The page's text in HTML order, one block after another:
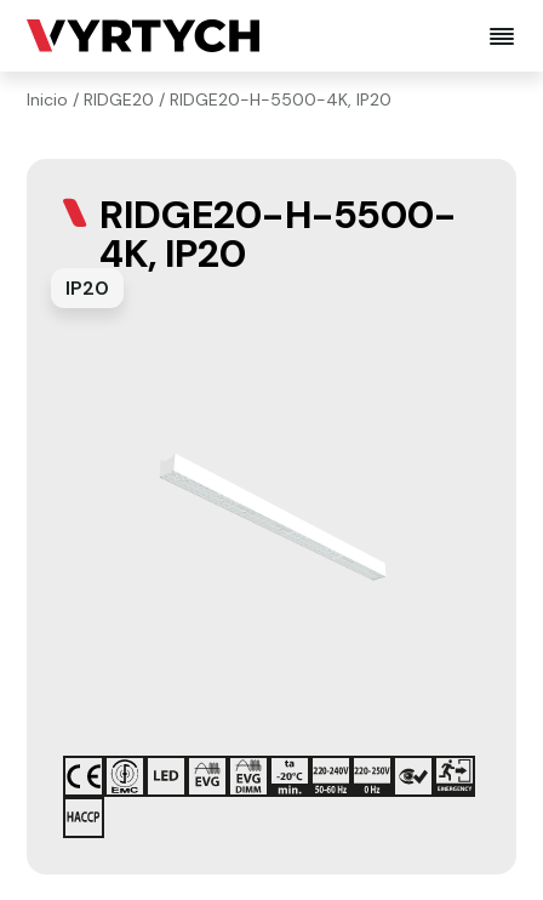
Inicio /RIDGE20 / RIDGE20-H-5500-4K, IP20
RIDGE20-H-5500-
4K, IP20
IP20